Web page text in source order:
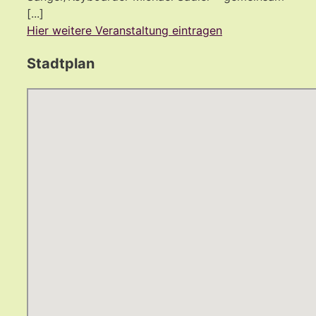
[...]
Hier weitere Veranstaltung eintragen
Stadtplan